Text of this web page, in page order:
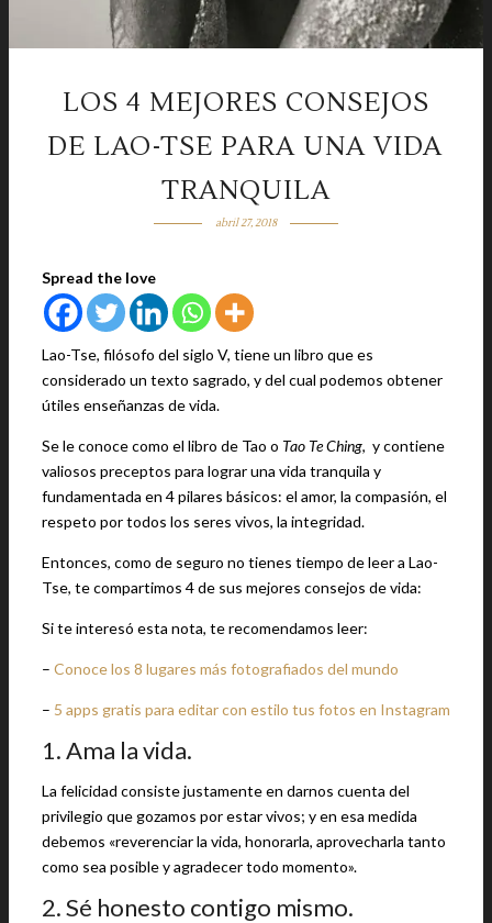
LOS 4 MEJORES CONSEJOS
DE LAO-TSE PARA UNA VIDA
TRANQUILA
abril 27, 2018
Spread the love
Lao-Tse, filósofo del siglo V, tiene un libro que es
considerado un texto sagrado, y del cual podemos obtener
útiles enseñanzas de vida.
Se le conoce como el libro de Tao o Tao Te Ching, y contiene
valiosos preceptos para lograr una vida tranquila y
fundamentada en 4 pilares básicos: el amor, la compasión, el
respeto por todos los seres vivos, la integridad.
Entonces, como de seguro no tienes tiempo de leer a Lao-
Tse, te compartimos 4 de sus mejores consejos de vida:
Si te interesó esta nota, te recomendamos leer:
– Conoce los 8 lugares más fotografiados del mundo
– 5 apps gratis para editar con estilo tus fotos en Instagram
1. Ama la vida.
La felicidad consiste justamente en darnos cuenta del
privilegio que gozamos por estar vivos; y en esa medida
debemos «reverenciar la vida, honorarla, aprovecharla tanto
como sea posible y agradecer todo momento».
2. Sé honesto contigo mismo.